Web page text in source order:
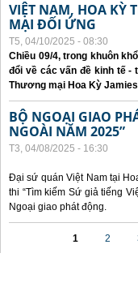
VIỆT NAM, HOA KỲ
MẠI ĐỐI ỨNG
T5, 04/10/2025 - 08:30
Chiều 09/4, trong khuôn
đổi về các vấn đề kinh tế -
Thương mại Hoa Kỳ
BỘ NGOẠI GIAO
NGOÀI NĂM 2025”
T3, 04/08/2025 - 16:30
Đại sứ quán Việt Nam tại
thi “Tìm kiếm Sứ giả tiếng
Ngoại giao phát động.
1 2